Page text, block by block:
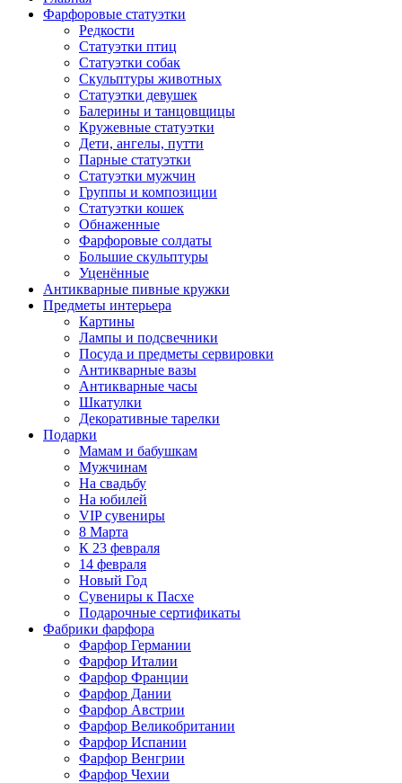
Фарфоровые статуэтки
Редкости
Cтатуэтки птиц
Cтатуэтки собак
Скульптуры животных
Статуэтки девушек
Балерины и танцовщицы
Кружевные статуэтки
Дети, ангелы, путти
Парные статуэтки
Статуэтки мужчин
Группы и композиции
Статуэтки кошек
Обнаженные
Фарфоровые солдаты
Большие скульптуры
Уценённые
Антикварные пивные кружки
Предметы интерьера
Картины
Лампы и подсвечники
Посуда и предметы сервировки
Антикварные вазы
Антикварные часы
Шкатулки
Декоративные тарелки
Подарки
Мамам и бабушкам
Мужчинам
На свадьбу
На юбилей
VIP сувениры
8 Марта
К 23 февраля
14 февраля
Новый Год
Сувениры к Пасхе
Подарочные сертификаты
Фабрики фарфора
Фарфор Германии
Фарфор Италии
Фарфор Франции
Фарфор Дании
Фарфор Австрии
Фарфор Великобритании
Фарфор Испании
Фарфор Венгрии
Фарфор Чехии